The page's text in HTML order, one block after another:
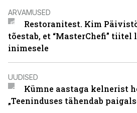
ARVAMUSED
Restoranitest. Kim
tõestab, et “MasterChefi” tiitel
inimesele
UUDISED
Kümne aastaga kelnerist
„Teeninduses tähendab